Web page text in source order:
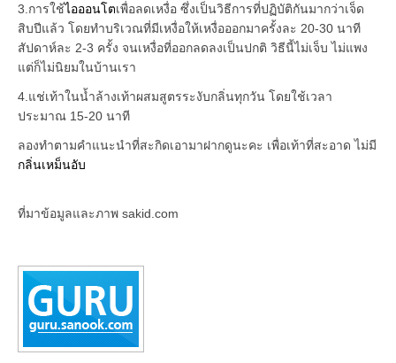
3.การใช้ไอออนโตเพื่อลดเหงื่อ ซึ่งเป็นวิธีการที่ปฏิบัติกันมากว่าเจ็ด
สิบปีแล้ว โดยทำบริเวณที่มีเหงื่อให้เหงื่อออกมาครั้งละ 20-30 นาที
สัปดาห์ละ 2-3 ครั้ง จนเหงื่อที่ออกลดลงเป็นปกติ วิธีนี้ไม่เจ็บ ไม่แพง
แต่ก็ไม่นิยมในบ้านเรา
4.แช่เท้าในน้ำล้างเท้าผสมสูตรระงับกลิ่นทุกวัน โดยใช้เวลา
ประมาณ 15-20 นาที
ลองทำตามคำแนะนำที่สะกิดเอามาฝากดูนะคะ เพื่อเท้าที่สะอาด ไม่มี
กลิ่นเหม็นอับ
ที่มาข้อมูลและภาพ sakid.com